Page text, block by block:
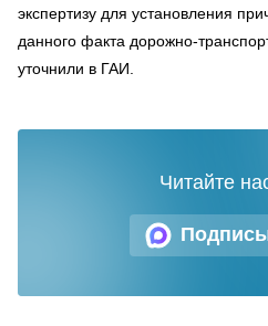
экспертизу для установления
данного факта дорожно-
уточнили в ГАИ.
Читайте